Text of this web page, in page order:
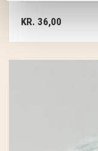
KR. 36,00